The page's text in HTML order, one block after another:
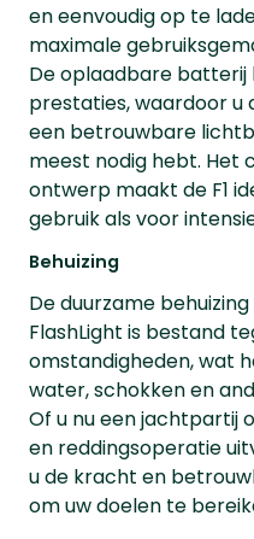
en eenvoudig op te
maximale
De oplaadbare batterij
prestaties, waardoor u
een betrouwbare
meest nodig hebt. Het
ontwerp maakt de F1
gebruik als voor
Behuizing
De duurzame
FlashLight is bestand
omstandigheden, wat
water, schokken en
Of u nu een jachtpartij
en reddingsoperatie
u de kracht en
om uw doelen te